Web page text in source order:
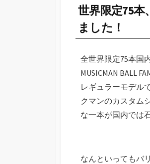
世界限定75
ました！
全世界限定75本国
MUSICMAN BALL
レギュラーモデル
クマンのカスタム
な一本が国内では
なんといってもバ